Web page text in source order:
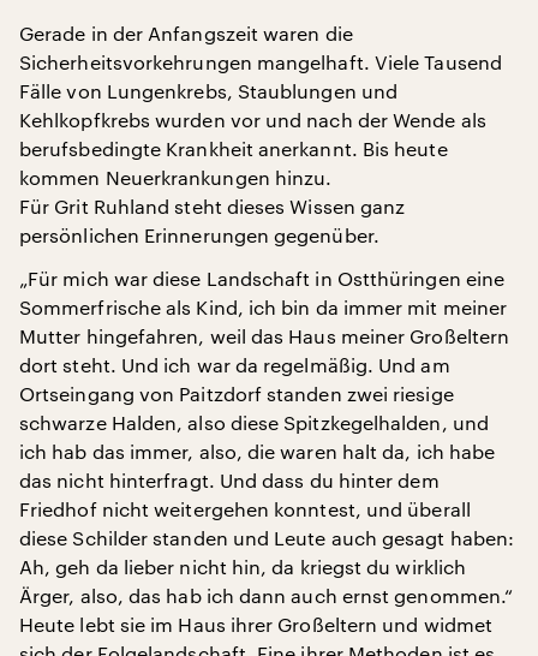
Gerade in der Anfangszeit waren die
Sicherheitsvorkehrungen mangelhaft. Viele Tausend
Fälle von Lungenkrebs, Staublungen und
Kehlkopfkrebs wurden vor und nach der Wende als
berufsbedingte Krankheit anerkannt. Bis heute
kommen Neuerkrankungen hinzu.
Für Grit Ruhland steht dieses Wissen ganz
persönlichen Erinnerungen gegenüber.
„Für mich war diese Landschaft in Ostthüringen eine
Sommerfrische als Kind, ich bin da immer mit meiner
Mutter hingefahren, weil das Haus meiner Großeltern
dort steht. Und ich war da regelmäßig. Und am
Ortseingang von Paitzdorf standen zwei riesige
schwarze Halden, also diese Spitzkegelhalden, und
ich hab das immer, also, die waren halt da, ich habe
das nicht hinterfragt. Und dass du hinter dem
Friedhof nicht weitergehen konntest, und überall
diese Schilder standen und Leute auch gesagt haben:
Ah, geh da lieber nicht hin, da kriegst du wirklich
Ärger, also, das hab ich dann auch ernst genommen.“
Heute lebt sie im Haus ihrer Großeltern und widmet